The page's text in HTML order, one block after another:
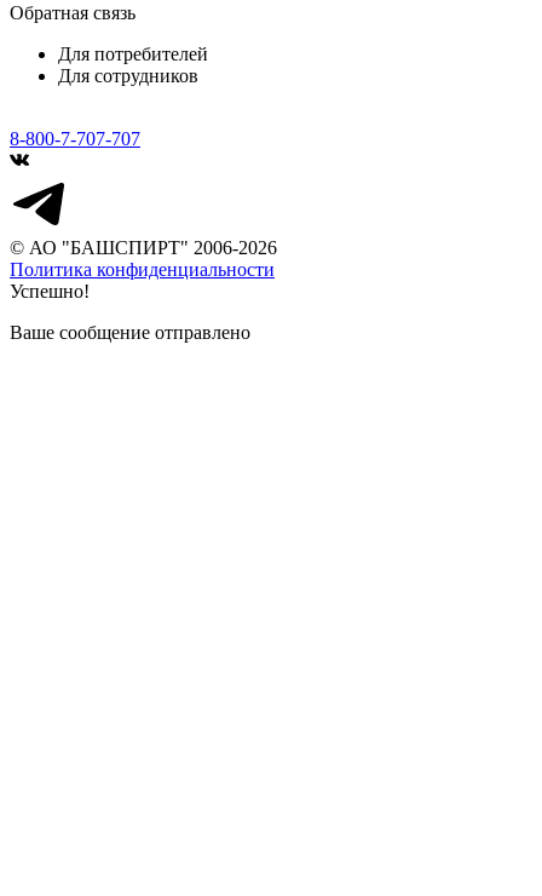
Обратная связь
Для потребителей
Для сотрудников
8-800-7-707-707
© АО "БАШСПИРТ" 2006-2026
Политика конфиденциальности
Успешно!
Ваше сообщение отправлено